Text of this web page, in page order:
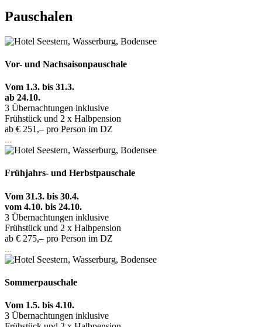
Pauschalen
Vor- und Nachsaisonpauschale
Vom 1.3. bis 31.3.
ab 24.10.
3 Übernachtungen inklusive
Frühstück und 2 x Halbpension
ab € 251,– pro Person im DZ
...
Frühjahrs- und Herbstpauschale
Vom 31.3. bis 30.4.
vom 4.10. bis 24.10.
3 Übernachtungen inklusive
Frühstück und 2 x Halbpension
ab € 275,– pro Person im DZ
...
Sommerpauschale
Vom 1.5. bis 4.10.
3 Übernachtungen inklusive